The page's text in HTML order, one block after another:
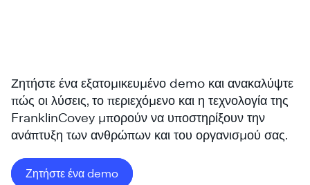
παρουσίαση.
Ζητήστε ένα εξατομικευμένο demo και ανακαλύψτε
πώς οι λύσεις, το περιεχόμενο και η τεχνολογία της
FranklinCovey μπορούν να υποστηρίξουν την
ανάπτυξη των ανθρώπων και του οργανισμού σας.
Ζητήστε ένα demo